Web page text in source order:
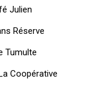
Julien
Réserve
Tumulte
Coopérative